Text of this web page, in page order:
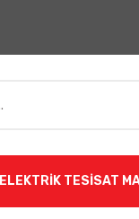
ELEKTRİK TESİSAT